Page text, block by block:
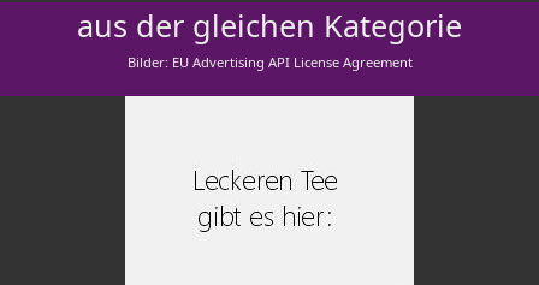
aus der gleichen Kategorie
Bilder: EU Advertising API License Agreement